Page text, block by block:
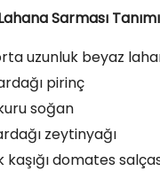
Sarması
uzunluk beyaz
pirinç
soğan
zeytinyağı
kaşığı domates